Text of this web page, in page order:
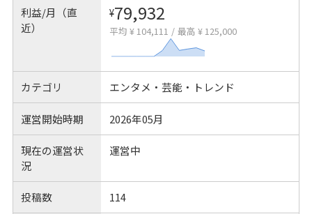
利益/月（直
近）
¥79,932
平均 ¥ 104,111 / 最高 ¥ 125,000
カテゴリ エンタメ・芸能・トレンド
運営開始時期 2026年05月
現在の運営状
況
運営中
投稿数 114